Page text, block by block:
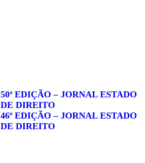
50ª EDIÇÃO – JORNAL ESTADO
DE DIREITO
46ª EDIÇÃO – JORNAL ESTADO
DE DIREITO